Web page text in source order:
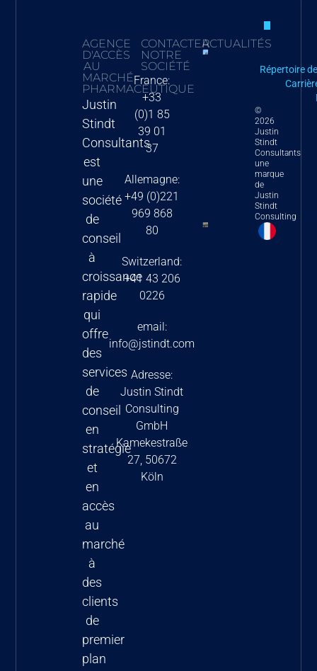
AGENCE
D'ACCÈS
AU
MARCHÉ
PHARMACEUTIQUE
Justin
Stindt
Consultants
est
une
société
de
conseil
à
croissance
rapide
qui
offre
des
services
de
conseil
en
stratégie
et
en
accès
au
marché
à
des
clients
de
premier
plan
CONTACTER
NOTRE
SOCIÉTÉ
France:
+33
(0)1 85
39 01
37
Allemagne:
+49 (0)221
969 868
80
Switzerland:
+41 43 206
0226
email:
info@jstindt.com
Adresse:
Justin Stindt
Consulting
GmbH
Kamekestraße
27, 50672
Köln
ACTUALITÉS
nouveau projet
communication
avec l’Agence
européenne
médicaments
Loi sur la
©
2026
Justin
Stindt
Consultants
une
marque
de
Justin
Stindt
Consulting
Répertoire